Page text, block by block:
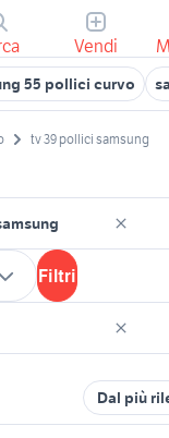
Vendi
55 pollici curvo
tv 39 pollici samsung
Filtri
Dal più